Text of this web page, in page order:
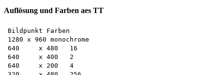
Auflösung und Farben aes TT
Bildpunkt Farben
1280 x 960 monochrome
640	x 480	16
640	x 400	2
640	x 200	4